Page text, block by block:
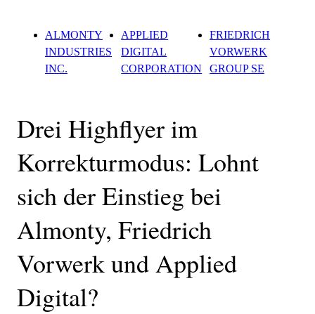
ALMONTY
INDUSTRIES
INC.
APPLIED
DIGITAL
CORPORATION
FRIEDRICH
VORWERK
GROUP SE
Drei Highflyer im
Korrekturmodus: Lohnt
sich der Einstieg bei
Almonty, Friedrich
Vorwerk und Applied
Digital?